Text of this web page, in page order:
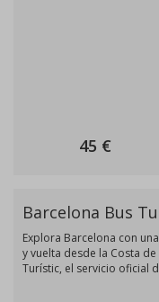
45 €
Barcelona Bus
Explora Barcelona con
y vuelta desde la Costa
Turístic, el servicio oficial